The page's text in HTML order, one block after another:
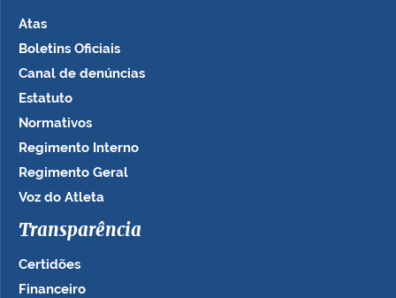
Atas
Boletins Oficiais
Canal de denúncias
Estatuto
Normativos
Regimento Interno
Regimento Geral
Voz do Atleta
Transparência
Certidões
Financeiro